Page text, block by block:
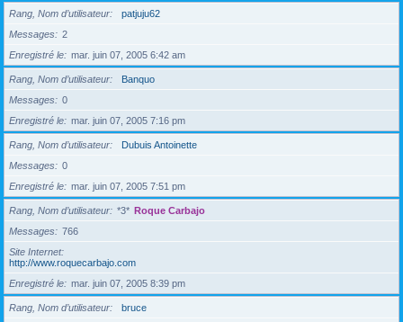
Rang, Nom d’utilisateur
patjuju62
Messages
2
Enregistré le
mar. juin 07, 2005 6:42 am
Rang, Nom d’utilisateur
Banquo
Messages
0
Enregistré le
mar. juin 07, 2005 7:16 pm
Rang, Nom d’utilisateur
Dubuis Antoinette
Messages
0
Enregistré le
mar. juin 07, 2005 7:51 pm
Rang, Nom d’utilisateur *3* Roque Carbajo
Messages
766
Site Internet
http://www.roquecarbajo.com
Enregistré le
mar. juin 07, 2005 8:39 pm
Rang, Nom d’utilisateur
bruce